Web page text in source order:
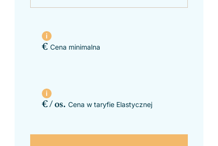
€ Cena minimalna
€ / os. Cena w taryfie Elastycznej